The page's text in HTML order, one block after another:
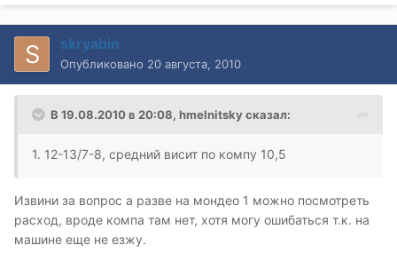
skryabin
Опубликовано 20 августа, 2010
В 19.08.2010 в 20:08, hmelnitsky сказал:
1. 12-13/7-8, средний висит по компу 10,5
Извини за вопрос а разве на мондео 1 можно посмотреть
расход, вроде компа там нет, хотя могу ошибаться т.к. на
машине еще не езжу.